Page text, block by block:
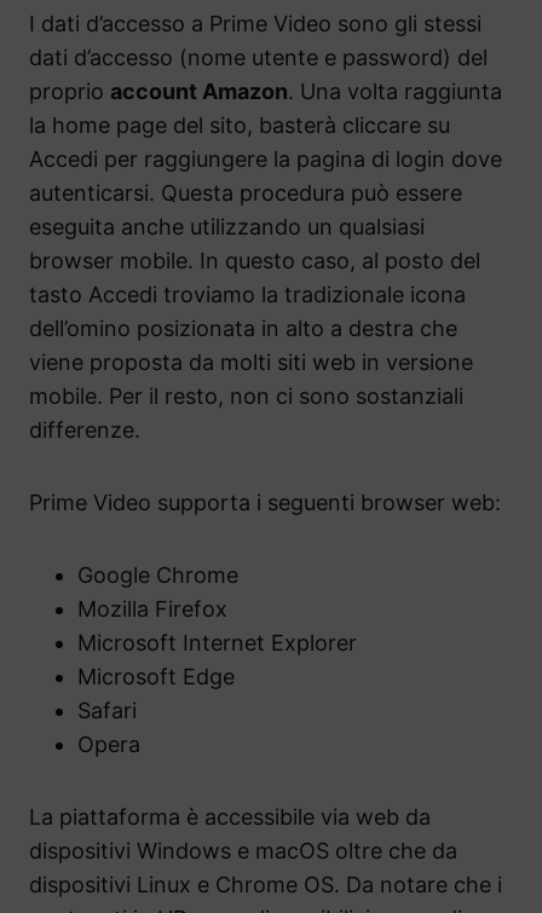
I dati d’accesso a Prime Video sono gli stessi
dati d’accesso (nome utente e password) del
proprio account Amazon. Una volta raggiunta
la home page del sito, basterà cliccare su
Accedi per raggiungere la pagina di login dove
autenticarsi. Questa procedura può essere
eseguita anche utilizzando un qualsiasi
browser mobile. In questo caso, al posto del
tasto Accedi troviamo la tradizionale icona
dell’omino posizionata in alto a destra che
viene proposta da molti siti web in versione
mobile. Per il resto, non ci sono sostanziali
differenze.
Prime Video supporta i seguenti browser web:
Google Chrome
Mozilla Firefox
Microsoft Internet Explorer
Microsoft Edge
Safari
Opera
La piattaforma è accessibile via web da
dispositivi Windows e macOS oltre che da
dispositivi Linux e Chrome OS. Da notare che i